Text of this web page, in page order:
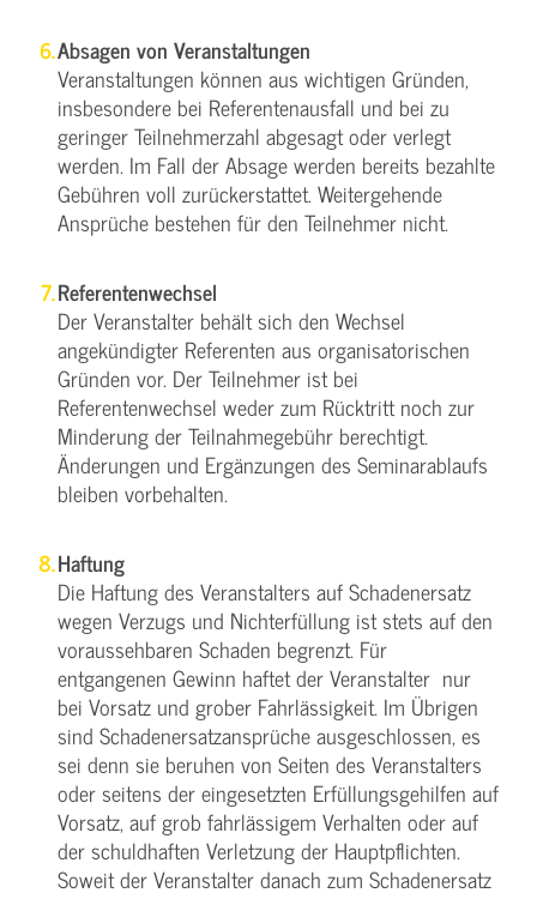
Absagen von Veranstaltungen
Veranstaltungen können aus wichtigen Gründen,
insbesondere bei Referentenausfall und bei zu
geringer Teilnehmerzahl abgesagt oder verlegt
werden. Im Fall der Absage werden bereits bezahlte
Gebühren voll zurückerstattet. Weitergehende
Ansprüche bestehen für den Teilnehmer nicht.
Referentenwechsel
Der Veranstalter behält sich den Wechsel
angekündigter Referenten aus organisatorischen
Gründen vor. Der Teilnehmer ist bei
Referentenwechsel weder zum Rücktritt noch zur
Minderung der Teilnahmegebühr berechtigt.
Änderungen und Ergänzungen des Seminarablaufs
bleiben vorbehalten.
Haftung
Die Haftung des Veranstalters auf Schadenersatz
wegen Verzugs und Nichterfüllung ist stets auf den
voraussehbaren Schaden begrenzt. Für
entgangenen Gewinn haftet der Veranstalter nur
bei Vorsatz und grober Fahrlässigkeit. Im Übrigen
sind Schadenersatzansprüche ausgeschlossen, es
sei denn sie beruhen von Seiten des Veranstalters
oder seitens der eingesetzten Erfüllungsgehilfen auf
Vorsatz, auf grob fahrlässigem Verhalten oder auf
der schuldhaften Verletzung der Hauptpflichten.
Soweit der Veranstalter danach zum Schadenersatz